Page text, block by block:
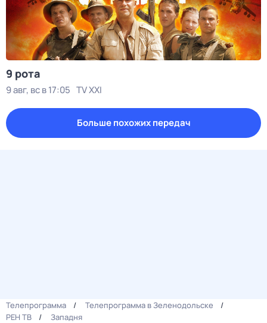
9 рота
9 авг, вс в 17:05 TV XXI
Больше похожих передач
Телепрограмма
Телепрограмма в Зеленодольске
РЕН ТВ
Западня